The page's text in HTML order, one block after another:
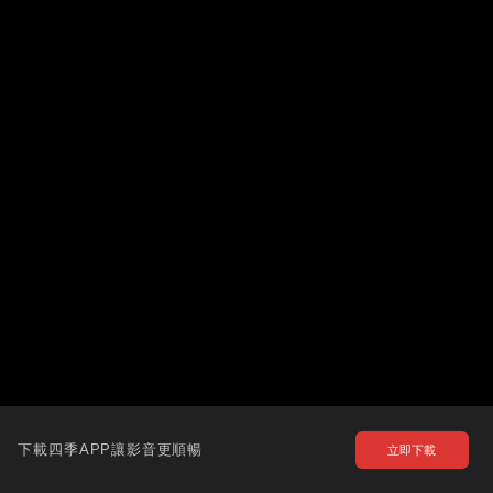
下載四季APP讓影音更順暢 立即下載